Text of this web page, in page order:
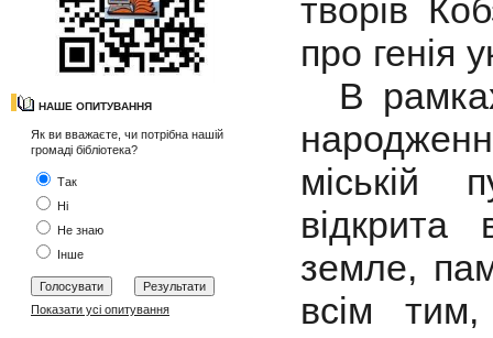
НАШЕ ОПИТУВАННЯ
Як ви вважаєте, чи потрібна нашій
громаді бібліотека?
Так
Ні
Не знаю
Інше
Показати усі опитування
творів
про генія
В рамках
міській
відкрита
земле,
всім тим,